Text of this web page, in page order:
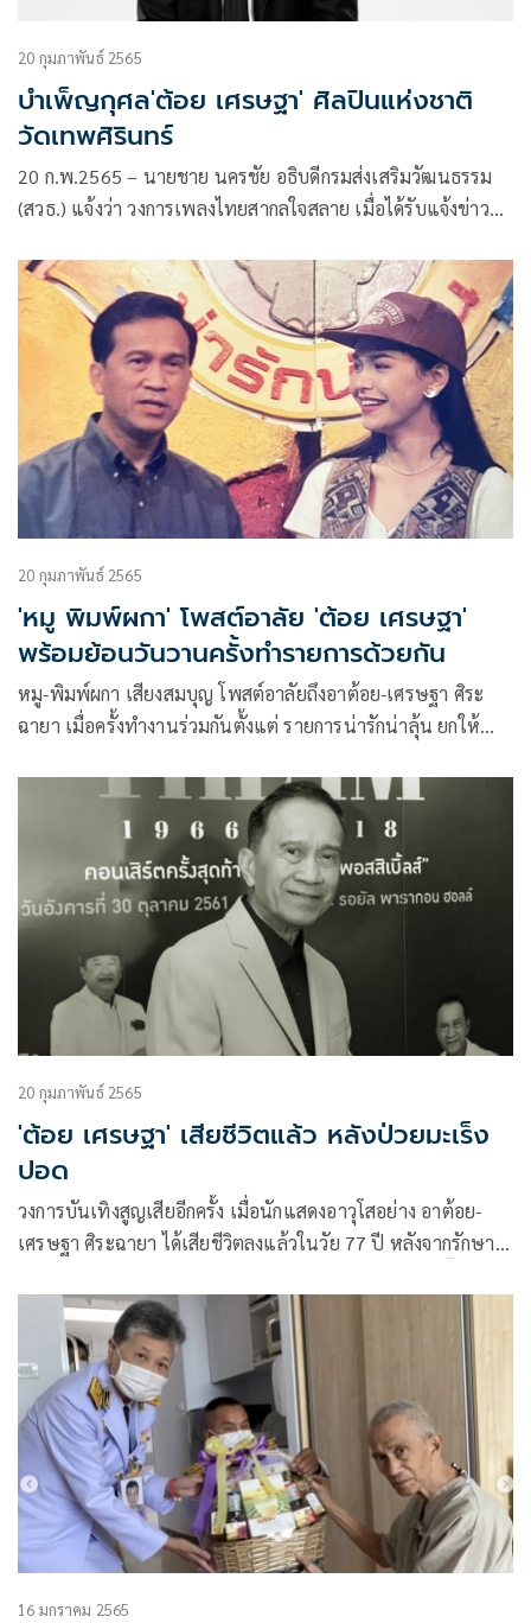
20 กุมภาพันธ์ 2565
บำเพ็ญกุศล'ต้อย เศรษฐา' ศิลปินแห่งชาติ
วัดเทพศิรินทร์
20 ก.พ.2565 – นายชาย นครชัย อธิบดีกรมส่งเสริมวัฒนธรรม
(สวธ.) แจ้งว่า วงการเพลงไทยสากลใจสลาย เมื่อได้รับแจ้งข่าว
(ดนตรีไทยสากล – ขับร้อง) พุทธศักราช 2554 ถึงแก่กรรมเมื่อวัน
อาทิตย์ที่ 20 กุมภาพันธ์ 2565 เวลา 04.41 น. ณ โรงพย
20 กุมภาพันธ์ 2565
'หมู พิมพ์ผกา' โพสต์อาลัย 'ต้อย เศรษฐา'
พร้อมย้อนวันวานครั้งทำรายการด้วยกัน
หมู-พิมพ์ผกา เสียงสมบุญ โพสต์อาลัยถึงอาต้อย-เศรษฐา ศิระ
ฉายา เมื่อครั้งทำงานร่วมกันตั้งแต่ รายการน่ารักน่าลุ้น ยกให้
20 กุมภาพันธ์ 2565
'ต้อย เศรษฐา' เสียชีวิตแล้ว หลังป่วยมะเร็ง
ปอด
วงการบันเทิงสูญเสียอีกครั้ง เมื่อนักแสดงอาวุโสอย่าง อาต้อย-
เศรษฐา ศิระฉายา ได้เสียชีวิตลงแล้วในวัย 77 ปี หลังจากรักษา
ธิดา ศิระฉายา ลูกสาวคนเดียวของอาต้อย ได้โพสต์รูปท้องฟ้า
และเขียนข้อความประกอบว่า 4.42
16 มกราคม 2565